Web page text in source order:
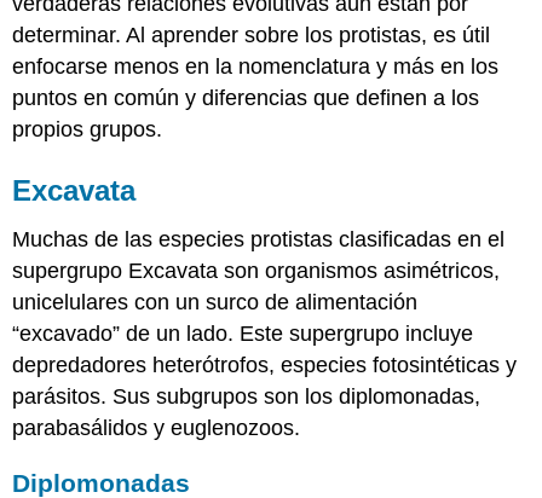
determinar. Al aprender sobre los protistas, es útil
enfocarse menos en la nomenclatura y más en los
puntos en común y diferencias que definen a los
propios grupos.
Excavata
Muchas de las especies protistas clasificadas en el
supergrupo Excavata son organismos asimétricos,
unicelulares con un surco de alimentación
“excavado” de un lado. Este supergrupo incluye
depredadores heterótrofos, especies fotosintéticas y
parásitos. Sus subgrupos son los diplomonadas,
parabasálidos y euglenozoos.
Diplomonadas